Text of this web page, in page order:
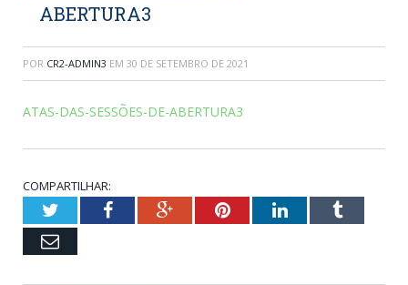
ABERTURA3
POR CR2-ADMIN3 EM 30 DE SETEMBRO DE 2021
ATAS-DAS-SESSÕES-DE-ABERTURA3
COMPARTILHAR:
TwitterFacebookGoogle+PinterestLinkedInTumblr
Email